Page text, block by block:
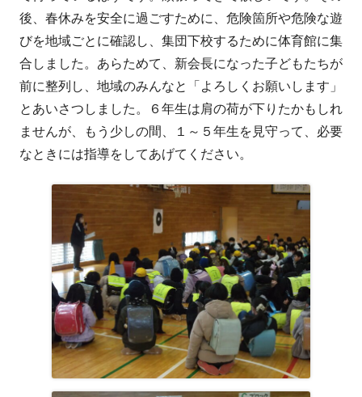
後、春休みを安全に過ごすために、危険箇所や危険な遊
びを地域ごとに確認し、集団下校するために体育館に集
合しました。あらためて、新会長になった子どもたちが
前に整列し、地域のみんなと「よろしくお願いします」
とあいさつしました。６年生は肩の荷が下りたかもしれ
ませんが、もう少しの間、１～５年生を見守って、必要
なときには指導をしてあげてください。